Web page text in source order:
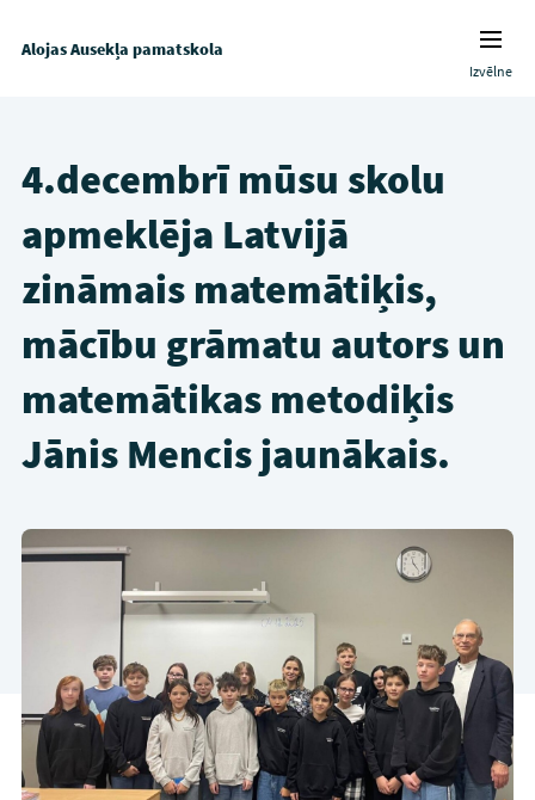
Alojas Ausekļa pamatskola
Izvēlne
4.decembrī mūsu skolu
apmeklēja Latvijā
zināmais matemātiķis,
mācību grāmatu autors un
matemātikas metodiķis
Jānis Mencis jaunākais.